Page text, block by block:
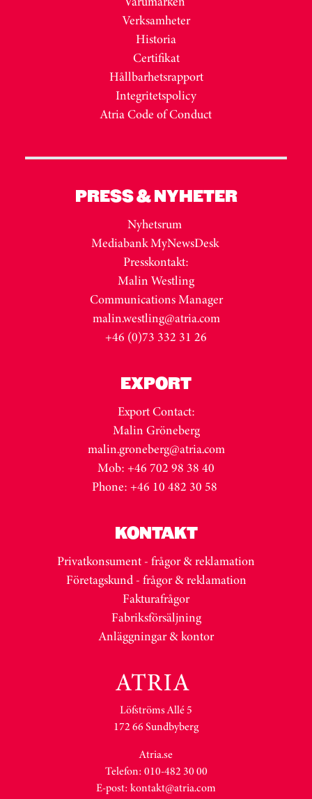
Verksamheter
Historia
Certifikat
Hållbarhetsrapport
Integritetspolicy
Atria Code of Conduct
PRESS & NYHETER
Nyhetsrum
Mediabank MyNewsDesk
Presskontakt:
Malin Westling
Communications Manager
malin.westling@atria.com
+46 (0)73 332 31 26
EXPORT
Export Contact:
Malin Gröneberg
malin.groneberg@atria.com
Mob: +46 702 98 38 40
Phone: +46 10 482 30 58
KONTAKT
Privatkonsument - frågor & reklamation
Företagskund - frågor & reklamation
Fakturafrågor
Fabriksförsäljning
Anläggningar & kontor
Löfströms Allé 5
172 66 Sundbyberg
Atria.se
Telefon: 010-482 30 00
E-post: kontakt@atria.com